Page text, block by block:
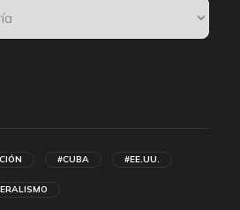
#CUBA #EE.UU.